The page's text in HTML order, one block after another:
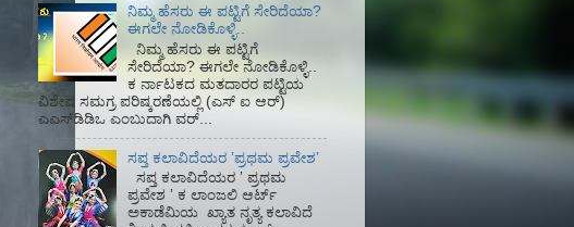
ನಿಮ್ಮ ಹೆಸರು ಈ ಪಟ್ಟಿಗೆ ಸೇರಿದೆಯಾ?
ಈಗಲೇ ನೋಡಿಕೊಳ್ಳಿ..
ನಿಮ್ಮ ಹೆಸರು ಈ ಪಟ್ಟಿಗೆ
ಸೇರಿದೆಯಾ? ಈಗಲೇ ನೋಡಿಕೊಳ್ಳಿ..
ಕ ರ್ನಾಟಕದ ಮತದಾರರ ಪಟ್ಟಿಯ
ವಿಶೇಷ ಸಮಗ್ರ ಪರಿಷ್ಕರಣೆಯಲ್ಲಿ (ಎಸ್‌ ಐ ಆರ್)‌
ಎಎಸ್‌ಡಿಡಿಒ ಎಂಬುದಾಗಿ ವರ್...
ಸಪ್ತ ಕಲಾವಿದೆಯರ ʼಪ್ರಥಮ ಪ್ರವೇಶʼ
ಸಪ್ತ ಕಲಾವಿದೆಯರ ʼ ಪ್ರಥಮ
ಪ್ರವೇಶ ʼ ಕ ಲಾಂಜಲಿ ಆರ್ಟ್
ಅಕಾಡೆಮಿಯ‌ ಖ್ಯಾತ ನೃತ್ಯ ಕಲಾವಿದೆ